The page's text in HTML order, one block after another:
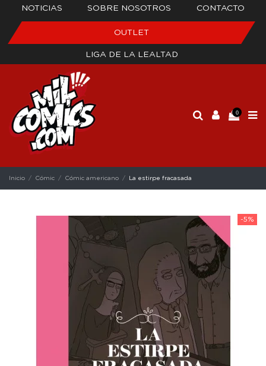
NOTICIAS SOBRE NOSOTROS CONTACTO
OUTLET
LIGA DE LA LEALTAD
0
Inicio Cómic Cómic americano La estirpe fracasada
-5%